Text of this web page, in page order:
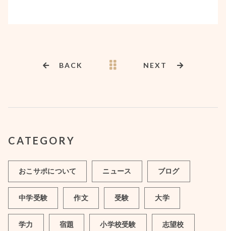
BACK NEXT
CATEGORY
おこサポについて ニュース ブログ
中学受験 作文 受験 大学
学力 宿題 小学校受験 志望校